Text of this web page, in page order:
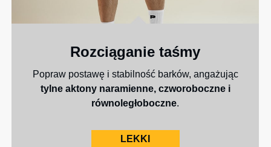
Rozciąganie taśmy
Popraw postawę i stabilność barków, angażując
tylne aktony naramienne, czworoboczne i
równoległoboczne.
LEKKI